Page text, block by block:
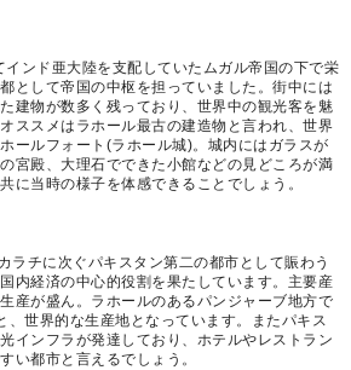
ンド亜大陸を支配していたムガル帝国の下で栄
として帝国の中枢を担っていました。街中には
建物が数多く残っており、世界中の観光客を魅
ススメはラホール最古の建造物と言われ、世界
ールフォート(ラホール城)。城内にはガラスが
宮殿、大理石でできた小館などの見どころが満
に当時の様子を体感できることでしょう。
ラチに次ぐパキスタン第二の都市として賑わう
内経済の中心的役割を果たしています。主要産
産が盛ん。ラホールのあるパンジャーブ地方で
、世界的な生産地となっています。またパキス
インフラが発達しており、ホテルやレストラン
い都市と言えるでしょう。